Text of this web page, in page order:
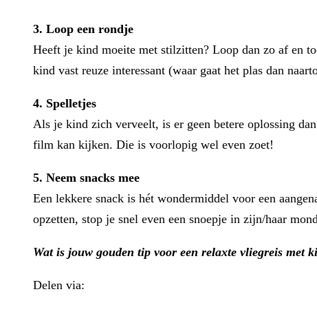
3. Loop een rondje
Heeft je kind moeite met stilzitten? Loop dan zo af en
kind vast reuze interessant (waar gaat het plas dan
4. Spelletjes
Als je kind zich verveelt, is er geen betere oplossing
film kan kijken. Die is voorlopig wel even zoet!
5. Neem snacks mee
Een lekkere snack is hét wondermiddel voor een
opzetten, stop je snel even een snoepje in zijn/haar
Wat is jouw gouden tip voor een relaxte vliegreis met
Delen via: